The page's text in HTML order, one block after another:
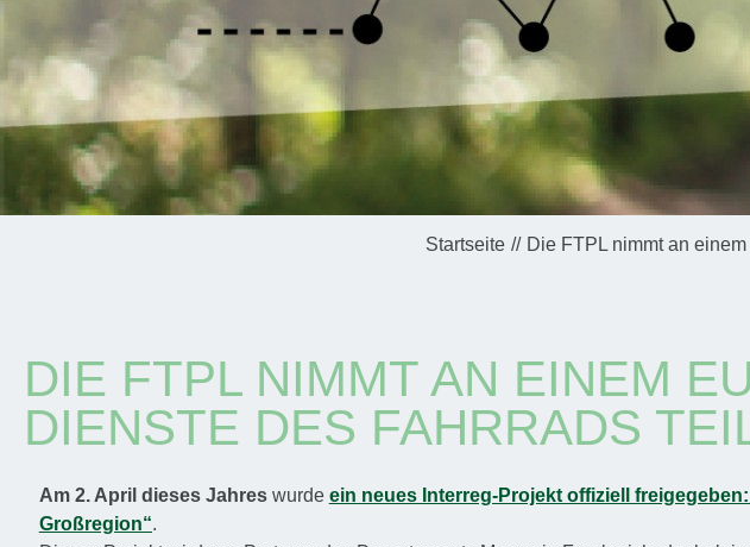
Startseite Die FTPL nimmt an
DIE FTPL NIMMT AN EINEM
DIENSTE DES FAHRRADS
Am 2. April dieses Jahreswurde ein neues Interreg-Projekt offiziell
Großregion“.